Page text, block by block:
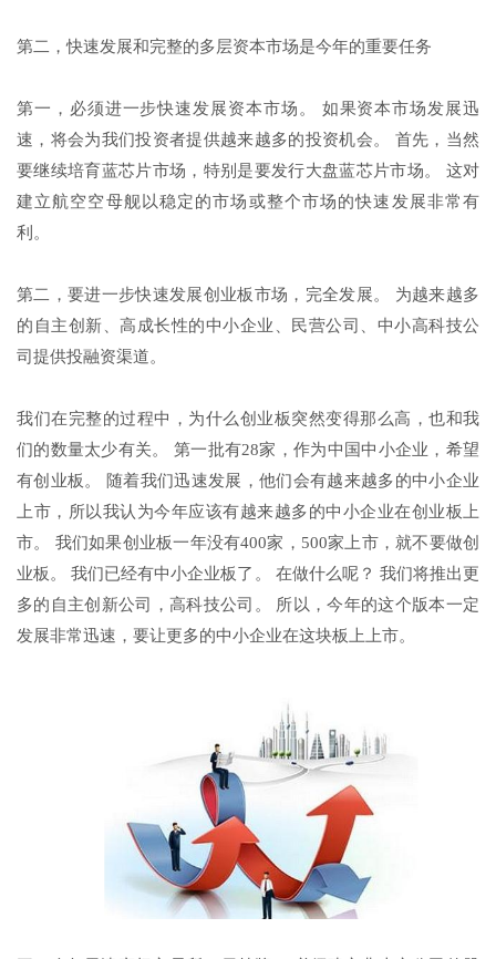
第二，快速发展和完整的多层资本市场是今年的重要任务
第一，必须进一步快速发展资本市场。 如果资本市场发展迅
速，将会为我们投资者提供越来越多的投资机会。 首先，当然
要继续培育蓝芯片市场，特别是要发行大盘蓝芯片市场。 这对
建立航空空母舰以稳定的市场或整个市场的快速发展非常有
利。
第二，要进一步快速发展创业板市场，完全发展。 为越来越多
的自主创新、高成长性的中小企业、民营公司、中小高科技公
司提供投融资渠道。
我们在完整的过程中，为什么创业板突然变得那么高，也和我
们的数量太少有关。 第一批有28家，作为中国中小企业，希望
有创业板。 随着我们迅速发展，他们会有越来越多的中小企业
上市，所以我认为今年应该有越来越多的中小企业在创业板上
市。 我们如果创业板一年没有400家，500家上市，就不要做创
业板。 我们已经有中小企业板了。 在做什么呢？ 我们将推出更
多的自主创新公司，高科技公司。 所以，今年的这个版本一定
发展非常迅速，要让更多的中小企业在这块板上上市。